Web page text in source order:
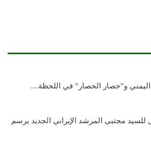
اليمني و”حصار الحصار” في اللحظة…
للسيد مجتبى المرشد الإيراني الجديد يرسم